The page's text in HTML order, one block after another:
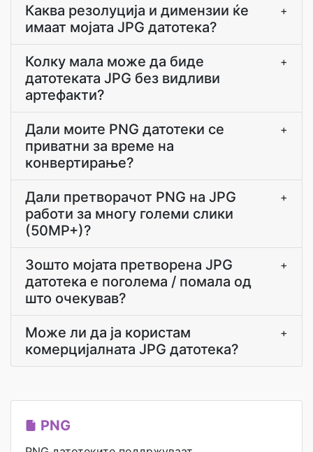
Каква резолуција и димензии ќе
имаат мојата JPG датотека?
+
Колку мала може да биде
датотеката JPG без видливи
артефакти?
+
Дали моите PNG датотеки се
приватни за време на
конвертирање?
+
Дали претворачот PNG на JPG
работи за многу големи слики
(50MP+)?
+
Зошто мојата претворена JPG
датотека е поголема / помала од
што очекував?
+
Може ли да ја користам
комерцијалната JPG датотека?
+
PNG